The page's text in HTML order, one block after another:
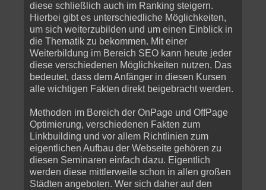
diese schließlich auch im Ranking steigern.
Hierbei gibt es unterschiedliche Möglichkeiten,
um sich weiterzubilden und um einen Einblick in
die Thematik zu bekommen. Mit einer
Weiterbildung im Bereich SEO kann heute jeder
diese verschiedenen Möglichkeiten nutzen. Das
bedeutet, dass dem Anfänger in diesen Kursen
alle wichtigen Fakten direkt beigebracht werden.
Methoden im Bereich der OnPage und OffPage
Optimierung, verschiedenen Fakten zum
Linkbuilding und vor allem Richtlinien zum
eigentlichen Aufbau der Webseite gehören zu
diesen Seminaren einfach dazu. Eigentlich
werden diese mittlerweile schon in allen großen
Städten angeboten. Wer sich daher auf den